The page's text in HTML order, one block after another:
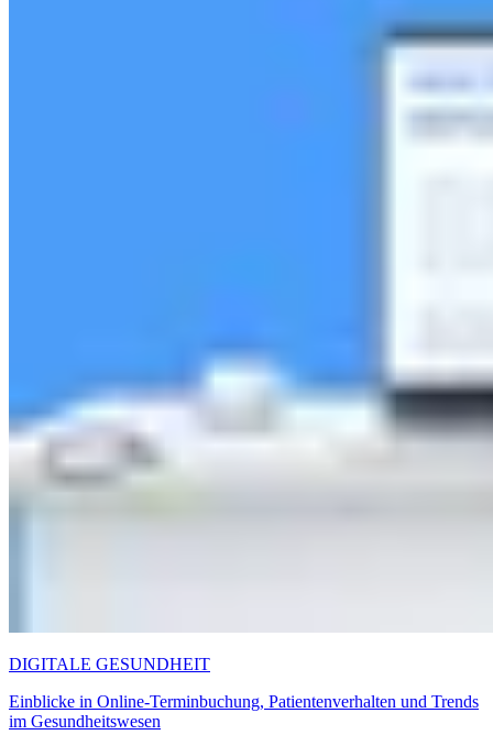
DIGITALE GESUNDHEIT
Einblicke in Online-Terminbuchung, Patientenverhalten und Trends
im Gesundheitswesen